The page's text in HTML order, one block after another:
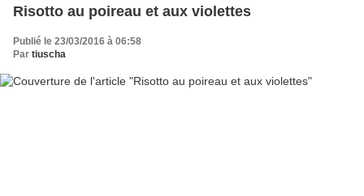
Risotto au poireau et aux violettes
Publié le 23/03/2016 à 06:58
Par tiuscha